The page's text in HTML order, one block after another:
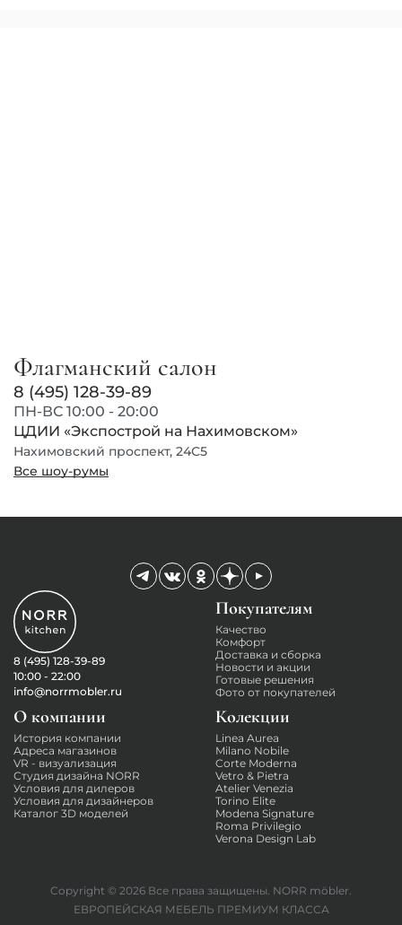
Флагманский салон
8 (495) 128-39-89
ПН-ВС 10:00 - 20:00
ЦДИИ «Экспострой на Нахимовском»
Нахимовский проспект, 24С5
Все шоу-румы
8 (495) 128-39-89
10:00 - 22:00
info@norrmobler.ru
Колекции
Linea Aurea
Milano Nobile
Corte Moderna
Vetro & Pietra
Atelier Venezia
Torino Elite
Modena Signature
Roma Privilegio
Verona Design Lab
Покупателям
Качество
Комфорт
Доставка и сборка
Новости и акции
Готовые решения
Фото от покупателей
О компании
История компании
Адреса магазинов
VR - визуализация
Студия дизайна NORR
Условия для дилеров
Условия для дизайнеров
Каталог 3D моделей
Copyright © 2026 Все права защищены. NORR möbler.
ЕВРОПЕЙСКАЯ МЕБЕЛЬ ПРЕМИУМ КЛАССА